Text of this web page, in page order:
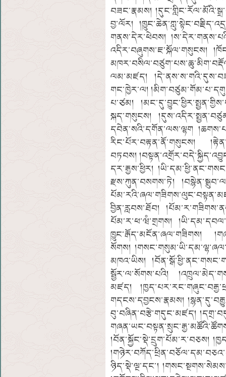
བཟང་རྣམས།
བྱ་ལོར།
གནས་དེར་ཕེབས།
འདིར་བཞུགས་ཇ་སྐོལ་གསུངས།
ལམ་མཛད།
གང་ཁྱེར་ལ།
པ་ཙམ།
སྐད་གསུངས།
དབེན་སའི་དགོན་ལས་ལྷག
རིང་པོར་བརྟན་ནོ་གསུངས།
བཏབས།
དར་རྒྱས་ཕྱིར།
རྫས་ཀུན་བསགས་ཏེ།
བྱིན་རླབས་ཐོབ།
པོམ་ར་ཕ་ཝཾ་གྲགས།
ཁྱུང་རྒོད་མངོན་ཞལ་གཟིགས།
སོགས།
མཁའ་ཡིས།
སྦྱོར་ལ་སོགས་པའི།
མཛད།
གདངས་དབྱངས་རྣམས།
བུ་བཞིན་བརྩེ་གདུང་མཛད།
།བོན་སྐྱོང་སྡེ་དྲུག་པོམ་ར་བཅས།
ཉིད་སྡེ་ལྔ་དང་།